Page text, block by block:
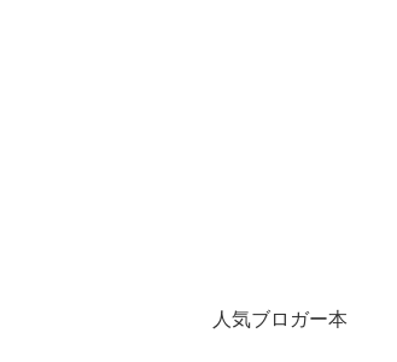
人気ブロガー本